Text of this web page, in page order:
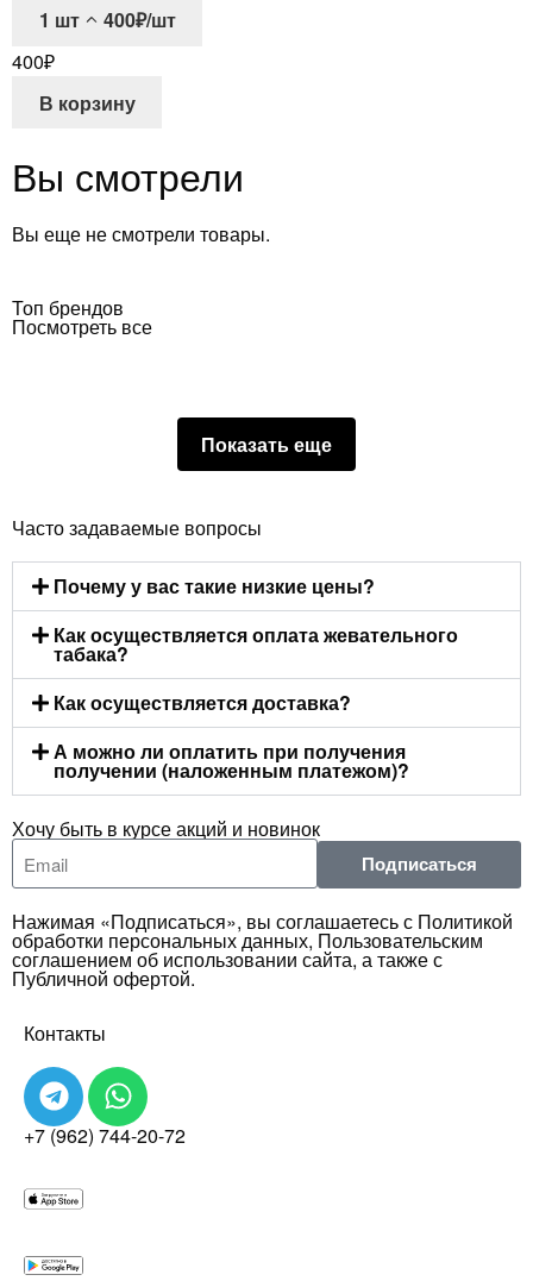
1 шт
400₽/шт
400₽
В корзину
Вы смотрели
Вы еще не смотрели товары.
Топ брендов
Посмотреть все
Показать еще
Часто задаваемые вопросы
Почему у вас такие низкие цены?
Как осуществляется оплата жевательного
табака?
Как осуществляется доставка?
А можно ли оплатить при получения
получении (наложенным платежом)?
Хочу быть в курсе акций и новинок
Подписаться
Нажимая «Подписаться», вы соглашаетесь с Политикой
обработки персональных данных, Пользовательским
соглашением об использовании сайта, а также с
Публичной офертой.
Контакты
+7 (962) 744-20-72